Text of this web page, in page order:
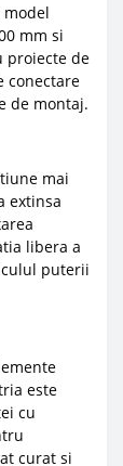
model
mm si
proiecte de
conectare
de montaj.
mai
extinsa
libera a
puterii
este
cu
curat si